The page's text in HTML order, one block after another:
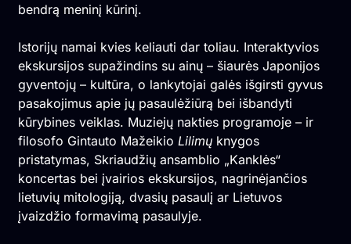
bendrą meninį kūrinį.
Istorijų namai kvies keliauti dar toliau. Interaktyvios
ekskursijos supažindins su ainų – šiaurės Japonijos
gyventojų – kultūra, o lankytojai galės išgirsti gyvus
pasakojimus apie jų pasaulėžiūrą bei išbandyti
kūrybines veiklas. Muziejų nakties programoje – ir
filosofo Gintauto Mažeikio Lilimųknygos
pristatymas, Skriaudžių ansamblio „Kanklės“
koncertas bei įvairios ekskursijos, nagrinėjančios
lietuvių mitologiją, dvasių pasaulį ar Lietuvos
įvaizdžio formavimą pasaulyje.